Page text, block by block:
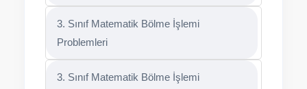
3. Sınıf Matematik Bölme İşlemi
Problemleri
3. Sınıf Matematik Bölme İşlemi